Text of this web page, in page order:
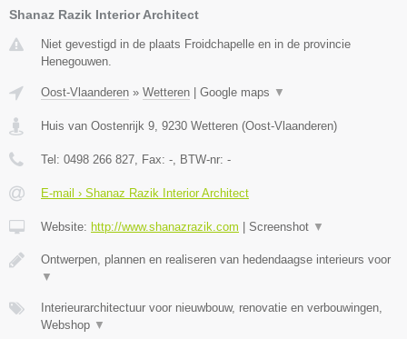
Shanaz Razik Interior Architect
Niet gevestigd in de plaats Froidchapelle en in de provincie
Henegouwen.
Oost-Vlaanderen » Wetteren | Google maps ▼
Huis van Oostenrijk 9 9230 Wetteren (Oost-Vlaanderen)
Tel: 0498 266 827 , Fax: - , BTW-nr: -
E-mail › Shanaz Razik Interior Architect
Website: http://www.shanazrazik.com | Screenshot ▼
Ontwerpen, plannen en realiseren van hedendaagse interieurs voor
▼
Interieurarchitectuur voor nieuwbouw, renovatie en verbouwingen,
Webshop ▼